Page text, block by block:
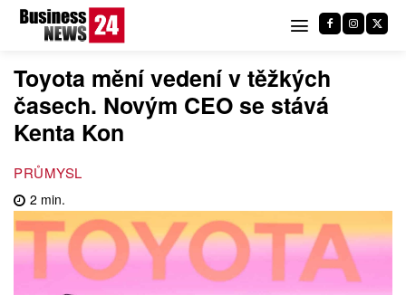
Toyota mění vedení v těžkých
časech. Novým CEO se stává
Kenta Kon
PRŮMYSL
2 min.